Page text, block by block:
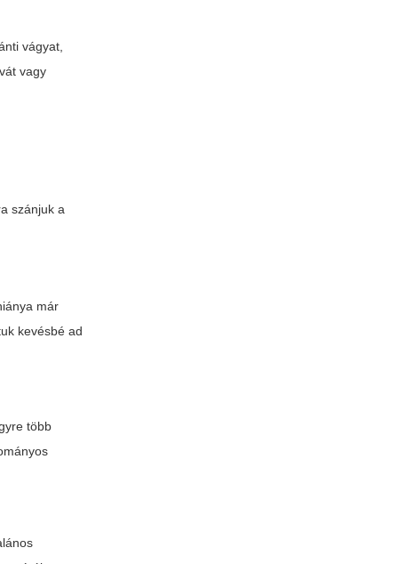
vágyat,
vagy
szánjuk a
már
kevésbé ad
több